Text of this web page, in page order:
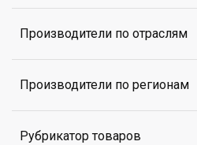
Производители по отраслям
Производители по регионам
Рубрикатор товаров